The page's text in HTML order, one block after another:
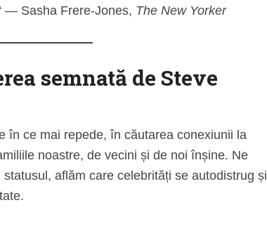
― Sasha Frere-Jones, The New Yorker
semnată de Steve
în ce mai repede, în căutarea conexiunii la
noastre, de vecini și de noi înșine. Ne
aflăm care celebrități se autodistrug și